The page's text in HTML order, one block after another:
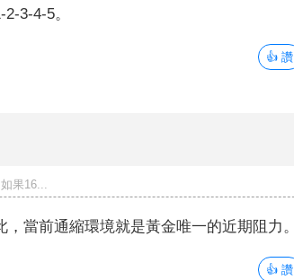
3-4-5。
👍 讚
果16...
當前通縮環境就是黃金唯一的近期阻力。
👍 讚